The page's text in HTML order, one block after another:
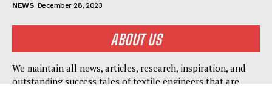
NEWS December 28, 2023
ABOUT US
We maintain all news, articles, research, inspiration, and
outstanding success tales of textile engineers that are